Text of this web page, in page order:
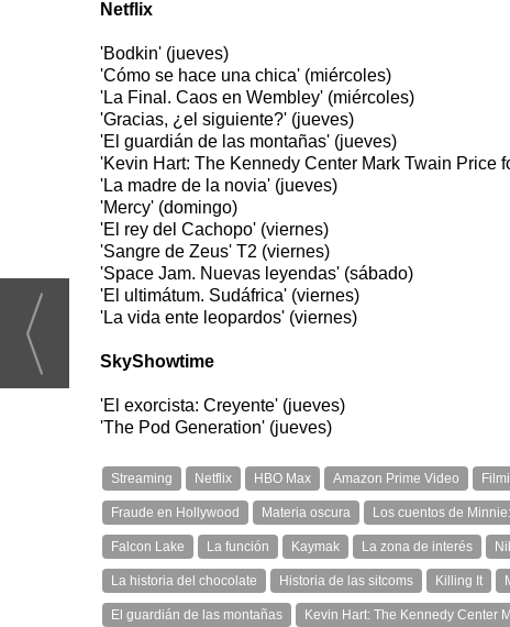
Netflix
'Bodkin' (jueves)
'Cómo se hace una chica' (miércoles)
'La Final. Caos en Wembley' (miércoles)
'Gracias, ¿el siguiente?' (jueves)
'El guardián de las montañas' (jueves)
'Kevin Hart: The Kennedy Center Mark Twain Price
'La madre de la novia' (jueves)
'Mercy' (domingo)
'El rey del Cachopo' (viernes)
'Sangre de Zeus' T2 (viernes)
'Space Jam. Nuevas leyendas' (sábado)
'El ultimátum. Sudáfrica' (viernes)
'La vida ente leopardos' (viernes)
SkyShowtime
'El exorcista: Creyente' (jueves)
'The Pod Generation' (jueves)
Streaming Netflix HBO Max Amazon Prime Video
Fraude en Hollywood Materia oscura Los cuentos de
Falcon Lake La función Kaymak La zona de interés
La historia del chocolate Historia de las sitcoms Killing It
El guardián de las montañas Kevin Hart: The Kennedy Center